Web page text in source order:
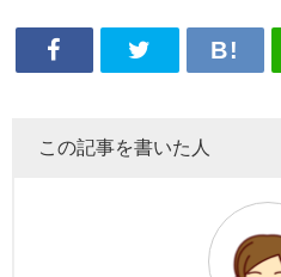
この記事を書いた人